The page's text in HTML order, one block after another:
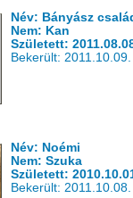
Név: Bányász
Nem: Kan
Született:
Bekerült: 2011.10.09.
Név: Noémi
Nem: Szuka
Született:
Bekerült: 2011.10.08.